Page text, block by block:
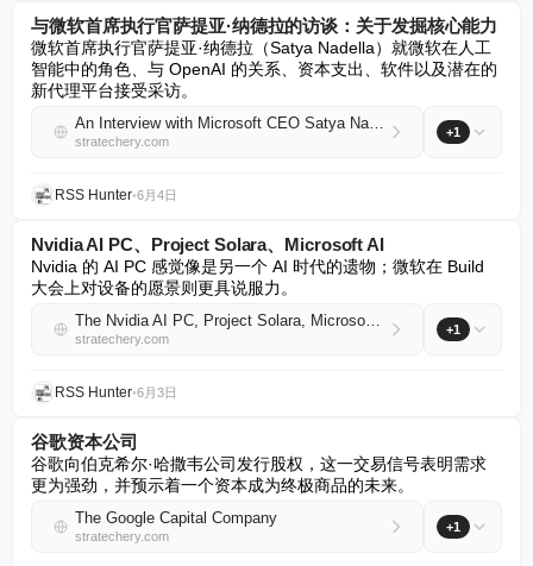
与微软首席执行官萨提亚·纳德拉的访谈：关于发掘核心能力
微软首席执行官萨提亚·纳德拉（Satya Nadella）就微软在人工
智能中的角色、与 OpenAI 的关系、资本支出、软件以及潜在的
新代理平台接受采访。
An Interview with Microsoft CEO Satya Nadella About Finding Core Competencies
stratechery.com
+1
RSS Hunter•6月4日
Nvidia AI PC、Project Solara、Microsoft AI
Nvidia 的 AI PC 感觉像是另一个 AI 时代的遗物；微软在 Build
大会上对设备的愿景则更具说服力。
The Nvidia AI PC, Project Solara, Microsoft AI
stratechery.com
+1
RSS Hunter•6月3日
谷歌资本公司
谷歌向伯克希尔·哈撒韦公司发行股权，这一交易信号表明需求
更为强劲，并预示着一个资本成为终极商品的未来。
The Google Capital Company
stratechery.com
+1